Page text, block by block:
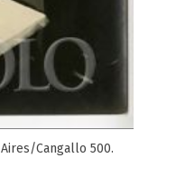
Cangallo 500.